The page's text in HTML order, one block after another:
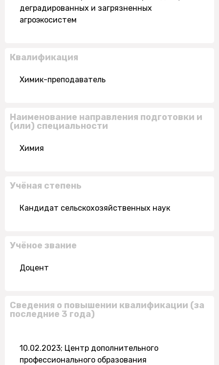
деградированных и загрязненных
агроэкосистем
Квалификация
Химик-преподаватель
Наименование направления подготовки и
(или) специальности
Химия
Учёная степень
Кандидат сельскохозяйственных наук
Учёное звание
Доцент
Сведения о повышении квалификации (за
последние 3 года)
10.02.2023; Центр дополнительного
профессионального образования